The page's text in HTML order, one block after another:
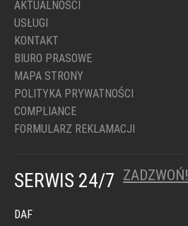
AKTUALNOŚCI
USŁUGI
KONTAKT
BIURO PRASOWE
MAPA STRONY
POLITYKA PRYWATNOŚCI
COMPLIANCE
FORMULARZ REKLAMACJI
SERWIS 24/7 ZADZWOŃ!
DAF